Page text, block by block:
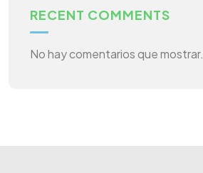
RECENT COMMENTS
No hay comentarios que mostrar.